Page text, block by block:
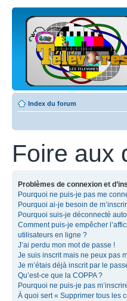
Index du forum
Foire aux
Problèmes de connexion et
Pourquoi ne puis-je pas me
Pourquoi ai-je besoin de
Pourquoi suis-je déconnecté
Comment puis-je empêcher
utilisateurs en ligne ?
J’ai perdu mon mot de passe !
Je suis inscrit mais ne peux pas
Je m’étais déjà inscrit par le
Qu’est-ce que la COPPA ?
Pourquoi ne puis-je pas
À quoi sert « Supprimer tous les